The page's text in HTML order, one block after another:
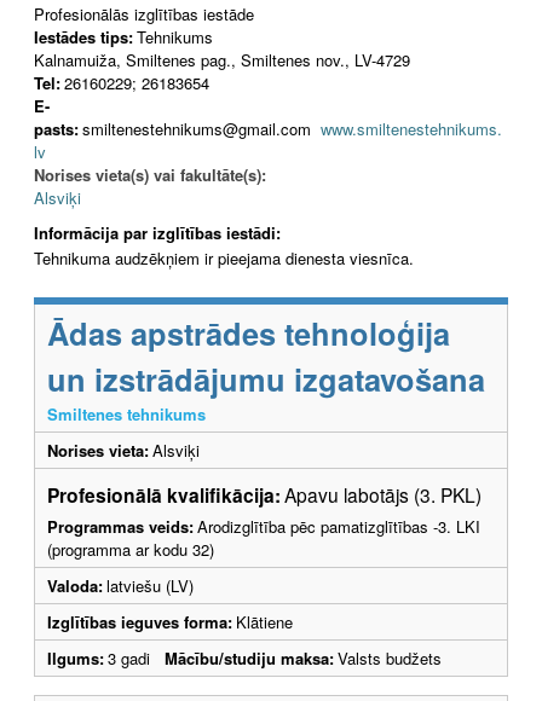
Profesionālās izglītības iestāde
Iestādes tips:Tehnikums
Kalnamuiža, Smiltenes pag., Smiltenes nov., LV-4729
Tel:26160229; 26183654
E-
pasts:smiltenestehnikums@gmail.com www.smiltenestehnikums.
lv
Norises vieta(s) vai fakultāte(s):
Alsviķi
Informācija par izglītības iestādi:
Tehnikuma audzēkņiem ir pieejama dienesta viesnīca.
Ādas apstrādes tehnoloģija
un izstrādājumu izgatavošana
Smiltenes tehnikums
Norises vieta:Alsviķi
Profesionālā kvalifikācija:Apavu labotājs (3. PKL)
Programmas veids:Arodizglītība pēc pamatizglītības -3. LKI
(programma ar kodu 32)
Valoda:latviešu (LV)
Izglītības ieguves forma: Klātiene
Ilgums:3 gadi Mācību/studiju maksa:Valsts budžets